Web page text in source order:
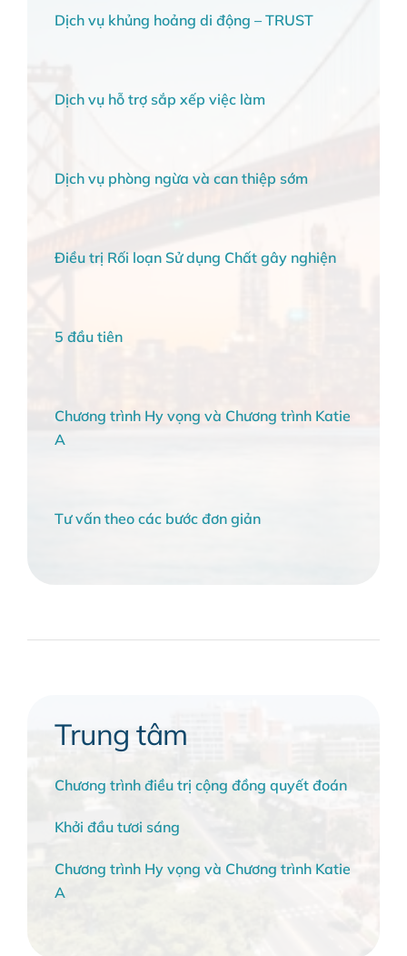
Dịch vụ khủng hoảng di động – TRUST
Dịch vụ hỗ trợ sắp xếp việc làm
Dịch vụ phòng ngừa và can thiệp sớm
Điều trị Rối loạn Sử dụng Chất gây nghiện
5 đầu tiên
Chương trình Hy vọng và Chương trình Katie
A
Tư vấn theo các bước đơn giản
Trung tâm
Chương trình điều trị cộng đồng quyết đoán
Khởi đầu tươi sáng
Chương trình Hy vọng và Chương trình Katie
A